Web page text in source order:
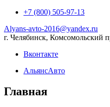
+7 (800) 505-97-13
Alyans-avto-2016@yandex.ru
г. Челябинск, Комсомольский
Вконтакте
АльянсАвто
Главная